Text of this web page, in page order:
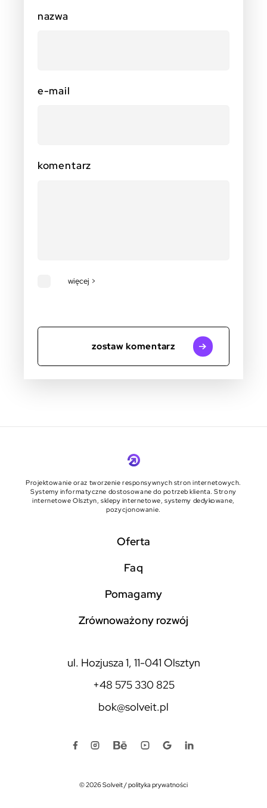
komentarz
więcej >
nazwa
e-mail
zostaw komentarz
Projektowanie oraz tworzenie responsywnych stron internetowych.
Systemy informatyczne dostosowane do potrzeb klienta. Strony
internetowe Olsztyn, sklepy internetowe, systemy dedykowane,
pozycjonowanie.
Oferta
faq
pomagamy
zrównoważony rozwój
ul. Hozjusza 1, 11-041 Olsztyn
+48 575 330 825
bok@solveit.pl
© 2026 Solveit/polityka prywatności